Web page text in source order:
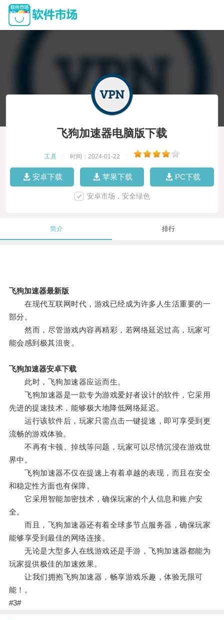
飞狗加速器电脑版下载
工具 时间：2024-01-22
安卓下载 苹果下载 PC下载
安卓市场，安全绿色
简介 排行
飞狗加速器最新版
在现代互联网时代，游戏已经成为许多人生活重要的一
部分。
然而，尽管游戏内容再精彩，若网络延迟过高，玩家可
能会感到极其沮丧。
飞狗加速器安卓下载
此时，飞狗加速器应运而生。
飞狗加速器是一款专为游戏爱好者设计的软件，它采用
先进的提速技术，能够极大地降低网络延迟。
运行该软件后，玩家只需点击一键提速，即可享受到更
流畅的游戏体验。
不再有卡顿、掉线等问题，玩家可以尽情沉浸在游戏世
界中。
飞狗加速器不仅在提速上有着卓越的表现，而且在安全
和稳定性方面也有保障。
它采用智能加密技术，确保玩家的个人信息和账户安
全。
而且，飞狗加速器还有着全球多节点服务器，确保玩家
能够享受到最佳的网络连接。
无论是大型多人在线游戏还是手游，飞狗加速器都能为
玩家提供极佳的加速效果。
让我们拥抱飞狗加速器，畅享游戏乐趣，体验无限可
能！。
#3#